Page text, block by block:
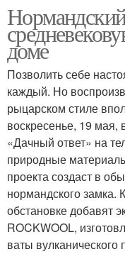
Нормандский
доме
Позволить себе
каждый. Но
рыцарском стиле
воскресенье, 19
«Дачный ответ» на
природные
проекта создаст в
нормандского замка.
обстановке добавят
ROCKWOOL,
ваты вулканического